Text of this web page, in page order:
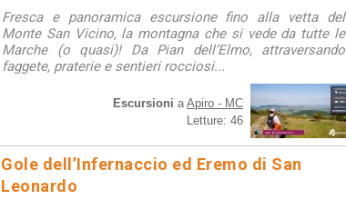
Fresca e panoramica escursione fino alla vetta del
Monte San Vicino, la montagna che si vede da tutte le
Marche (o quasi)! Da Pian dell’Elmo, attraversando
faggete, praterie e sentieri rocciosi...
Escursioni aApiro - MC
Letture: 46
Gole dell’Infernaccio ed Eremo di San
Leonardo